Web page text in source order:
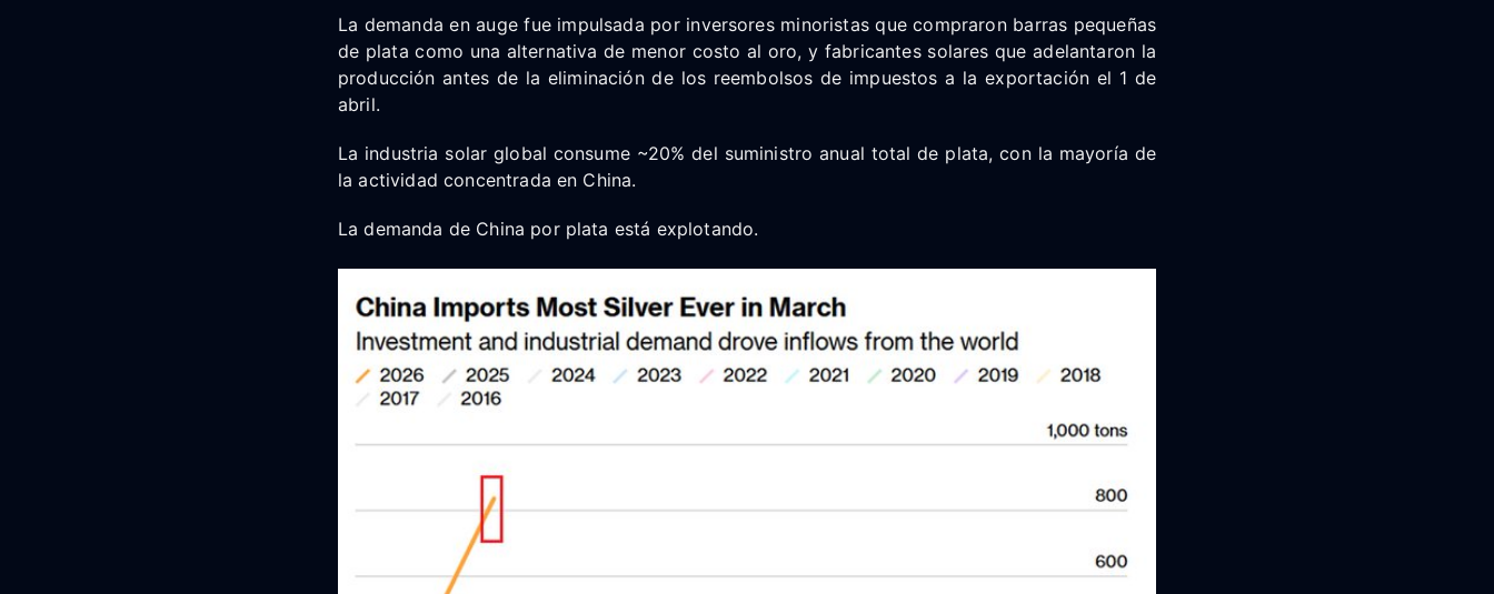
La demanda en auge fue impulsada por inversores minoristas que compraron barras pequeñas
de plata como una alternativa de menor costo al oro, y fabricantes solares que adelantaron la
producción antes de la eliminación de los reembolsos de impuestos a la exportación el 1 de
abril.
La industria solar global consume ~20% del suministro anual total de plata, con la mayoría de
la actividad concentrada en China.
La demanda de China por plata está explotando.